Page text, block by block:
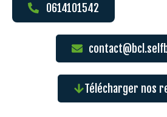
0614101542
Télécharger nos